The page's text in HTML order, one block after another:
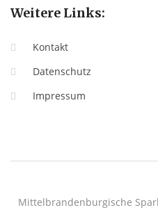
Weitere Links:
Kontakt
Datenschutz
Impressum
Mittelbrandenburgische